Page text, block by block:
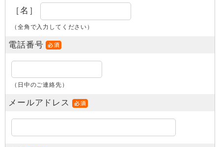
［名］
（全角で入力してください）
電話番号
（日中のご連絡先）
メールアドレス